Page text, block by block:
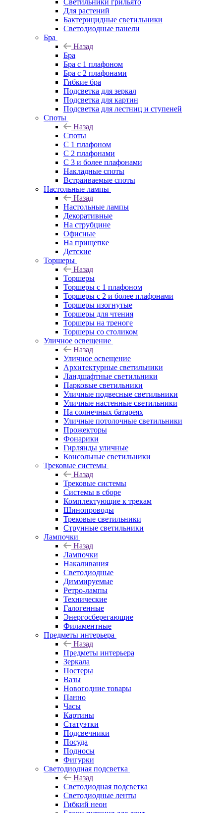
Светильники грильято
Для растений
Бактерицидные светильники
Светодиодные панели
Бра
Назад
Бра
Бра с 1 плафоном
Бра с 2 плафонами
Гибкие бра
Подсветка для зеркал
Подсветка для картин
Подсветка для лестниц и ступеней
Споты
Назад
Споты
С 1 плафоном
С 2 плафонами
С 3 и более плафонами
Накладные споты
Встраиваемые споты
Настольные лампы
Назад
Настольные лампы
Декоративные
На струбцине
Офисные
На прищепке
Детские
Торшеры
Назад
Торшеры
Торшеры с 1 плафоном
Торшеры с 2 и более плафонами
Торшеры изогнутые
Торшеры для чтения
Торшеры на треноге
Торшеры со столиком
Уличное освещение
Назад
Уличное освещение
Архитектурные светильники
Ландшафтные светильники
Парковые светильники
Уличные подвесные светильники
Уличные настенные светильники
На солнечных батареях
Уличные потолочные светильники
Прожекторы
Фонарики
Гирлянды уличные
Консольные светильники
Трековые системы
Назад
Трековые системы
Системы в сборе
Комплектующие к трекам
Шинопроводы
Трековые светильники
Струнные светильники
Лампочки
Назад
Лампочки
Накаливания
Светодиодные
Диммируемые
Ретро-лампы
Технические
Галогенные
Энергосберегающие
Филаментные
Предметы интерьера
Назад
Предметы интерьера
Зеркала
Постеры
Вазы
Новогодние товары
Панно
Часы
Картины
Статуэтки
Подсвечники
Посуда
Подносы
Фигурки
Светодиодная подсветка
Назад
Светодиодная подсветка
Светодиодные ленты
Гибкий неон